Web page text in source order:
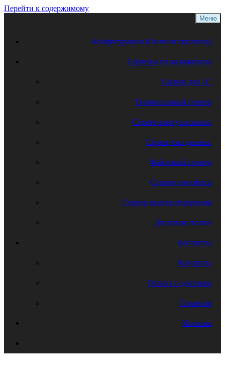
Перейти к содержимому
Меню
Конфигурации (Главная страница)
Серверы по назначению
Сервер для 1С
Терминальный сервер
Сервер виртуализации
Сервер баз данных
Файловый сервер
Сервер для офиса
Сервер видеонаблюдения
Дисковые полки
Контакты
Контакты
Оплата и доставка
Гарантия
Корзина